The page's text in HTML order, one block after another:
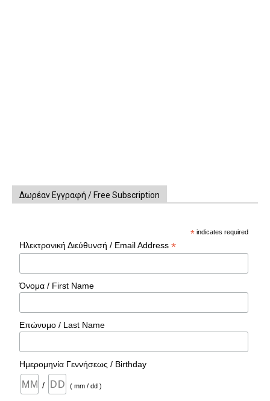
Δωρέαν Εγγραφή / Free Subscription
* indicates required
Ηλεκτρονική Διεύθυνσή / Email Address*
Όνομα / First Name
Επώνυμο / Last Name
Ημερομηνία Γεννήσεως / Birthday
/ ( mm / dd )